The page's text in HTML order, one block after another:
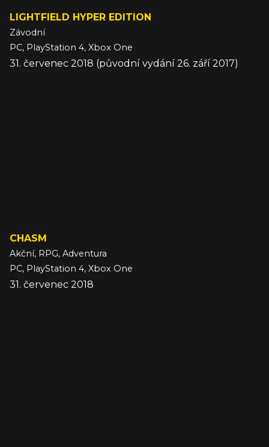
LIGHTFIELD HYPER EDITION
Závodní
PC, PlayStation 4, Xbox One
31. červenec 2018 (původní vydání 26. září 2017)
CHASM
Akční, RPG, Adventura
PC, PlayStation 4, Xbox One
31. červenec 2018